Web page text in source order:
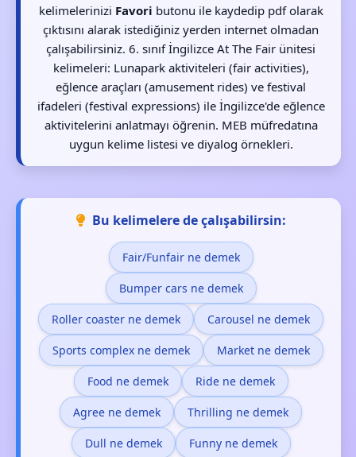
kelimelerinizi Favori butonu ile kaydedip pdf olarak
çıktısını alarak istediğiniz yerden internet olmadan
çalışabilirsiniz. 6. sınıf İngilizce At The Fair ünitesi
kelimeleri: Lunapark aktiviteleri (fair activities),
eğlence araçları (amusement rides) ve festival
ifadeleri (festival expressions) ile İngilizce'de eğlence
aktivitelerini anlatmayı öğrenin. MEB müfredatına
uygun kelime listesi ve diyalog örnekleri.
Bu kelimelere de çalışabilirsin:
Fair/Funfair ne demek
Bumper cars ne demek
Roller coaster ne demek Carousel ne demek
Sports complex ne demek Market ne demek
Food ne demek Ride ne demek
Agree ne demek Thrilling ne demek
Dull ne demek Funny ne demek